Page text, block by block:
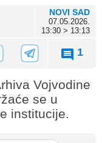
NOVI SAD
07.05.2026.
13:30 > 13:13
1
Vojvodine
se u
institucije.